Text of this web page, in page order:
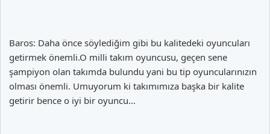
Baros: Daha önce söylediğim gibi bu kalitedeki oyuncuları
getirmek önemli.O milli takım oyuncusu, geçen sene
şampiyon olan takımda bulundu yani bu tip oyuncularınızın
olması önemli. Umuyorum ki takımımıza başka bir kalite
getirir bence o iyi bir oyuncu...